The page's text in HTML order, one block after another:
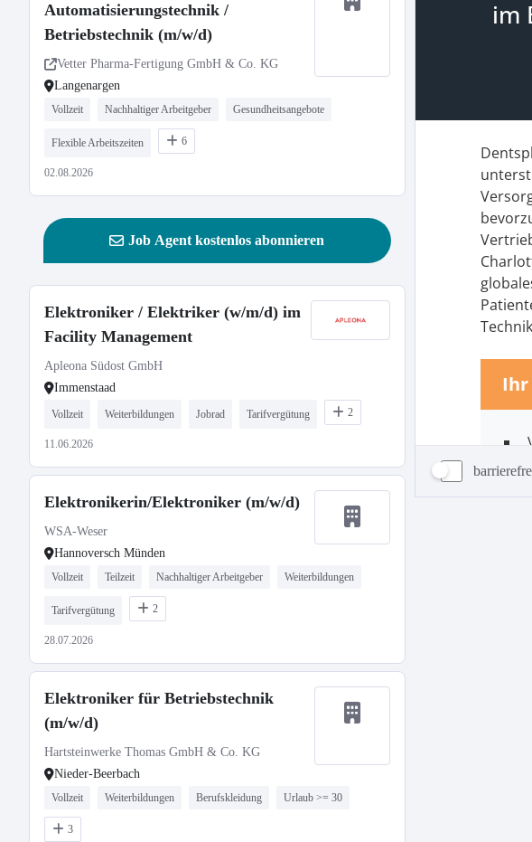
Automatisierungstechnik /
Betriebstechnik (m/w/d)
Vetter Pharma-Fertigung GmbH & Co. KG
Langenargen
Vollzeit Nachhaltiger Arbeitgeber Gesundheitsangebote
Flexible Arbeitszeiten 6
02.08.2026
Job Agent kostenlos abonnieren
Elektroniker / Elektriker (w/m/d) im
Facility Management
Apleona Südost GmbH
Immenstaad
Vollzeit Weiterbildungen Jobrad Tarifvergütung 2
11.06.2026
Elektronikerin/Elektroniker (m/w/d)
WSA-Weser
Hannoversch Münden
Vollzeit Teilzeit Nachhaltiger Arbeitgeber Weiterbildungen
Tarifvergütung 2
28.07.2026
Elektroniker für Betriebstechnik
(m/w/d)
Hartsteinwerke Thomas GmbH & Co. KG
Nieder-Beerbach
Vollzeit Weiterbildungen Berufskleidung Urlaub >= 30
3